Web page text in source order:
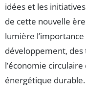
idées et les
de cette nouvelle
lumière
développement, des
l’économie
énergétique durable.